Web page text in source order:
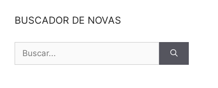
BUSCADOR DE NOVAS